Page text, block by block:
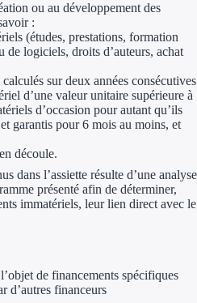
Aides Région Île-
Aides Région
Aides Région
Aides Région
Outre-mer
ou au développement des
:
(études, prestations, formation
de logiciels, droits d’auteurs, achat
sur deux années consécutives
d’une valeur unitaire supérieure à
d’occasion pour autant qu’ils
garantis pour 6 mois au moins, et
découle.
dans l’assiette résulte d’une analyse
présenté afin de déterminer,
immatériels, leur lien direct avec le
de financements spécifiques
d’autres financeurs